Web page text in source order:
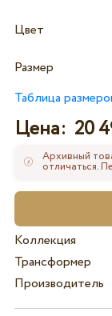
Цвет
Размер
Таблица
Цена: 20
Архивный
отличаться.
Коллекция
Трансформер
Производитель